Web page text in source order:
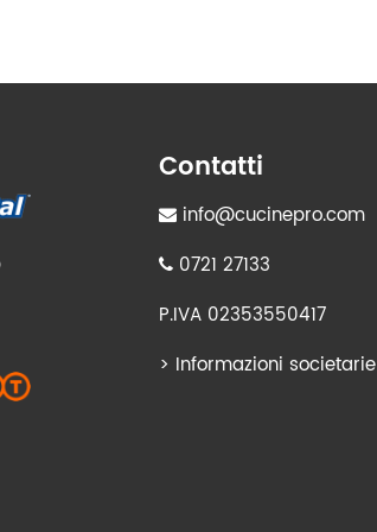
Contatti
info@cucinepro.com
0721 27133
P.IVA 02353550417
> Informazioni societarie